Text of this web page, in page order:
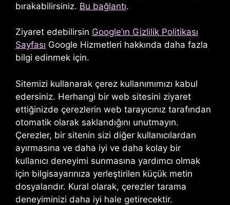
bırakabilirsiniz. Bu bağlantı.
Ziyaret edebilirsin Google’ın Gizlilik Politikası
Sayfası Google Hizmetleri hakkında daha fazla
bilgi edinmek için.
Sitemizi kullanarak çerez kullanımımızı kabul
edersiniz. Herhangi bir web sitesini ziyaret
ettiğinizde çerezlerin web tarayıcınız tarafından
otomatik olarak saklandığını unutmayın.
Çerezler, bir sitenin sizi diğer kullanıcılardan
ayırmasına ve daha iyi ve daha kolay bir
kullanıcı deneyimi sunmasına yardımcı olmak
için bilgisayarınıza yerleştirilen küçük metin
dosyalarıdır. Kural olarak, çerezler tarama
deneyiminizi daha iyi hale getirecektir.